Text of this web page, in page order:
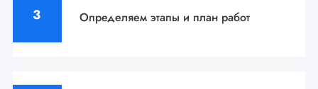
Определяем этапы и план работ